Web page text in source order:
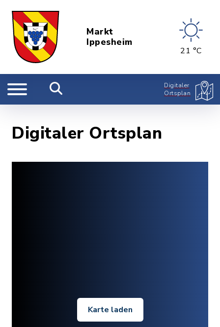
Markt
Ippesheim
21 °C
Digitaler
Ortsplan
Digitaler Ortsplan
Karte laden